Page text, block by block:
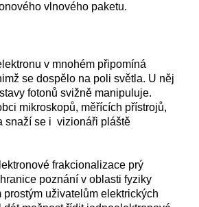
vlnového paketu.
v mnohém připomíná
se dospělo na poli světla. U něj
fotonů svižně manipuluje.
mikroskopů, měřících přístrojů,
snaží se i vizionáři pláště
frakcionalizace prý
poznání v oblasti fyziky
prostým uživatelům elektrických